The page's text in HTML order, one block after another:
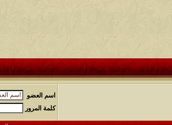
اسم العضو
كلمة المرور